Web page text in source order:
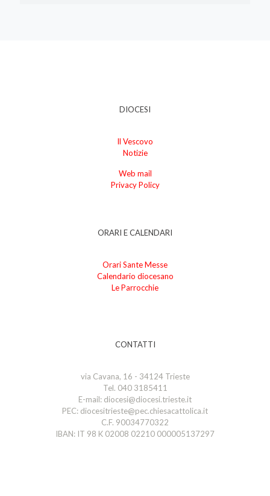
DIOCESI
Il Vescovo
Notizie
Web mail
Privacy Policy
ORARI E CALENDARI
Orari Sante Messe
Calendario diocesano
Le Parrocchie
CONTATTI
via Cavana, 16 - 34124 Trieste
Tel. 040 3185411
E-mail: diocesi@diocesi.trieste.it
PEC: diocesitrieste@pec.chiesacattolica.it
C.F. 90034770322
IBAN: IT 98 K 02008 02210 000005137297